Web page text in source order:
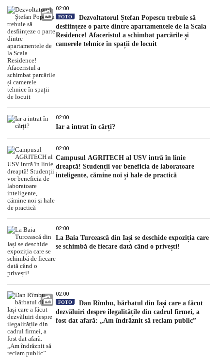
02:00
FOTO
Dezvoltatorul Ștefan Popescu trebuie să
desființeze o parte dintre apartamentele de la Scala
Residence! Afaceristul a schimbat parcările și
camerele tehnice în spații de locuit
02:00
Iar a intrat în cărți?
02:00
Campusul AGRITECH al USV intră în linie
dreaptă! Studenții vor beneficia de laboratoare
inteligente, cămine noi și hale de practică
02:00
La Baia Turcească din Iași se deschide expoziția care
se schimbă de fiecare dată când o privești!
02:00
FOTO
Dan Rîmbu, bărbatul din Iași care a făcut
dezvăluiri despre ilegalitățile din cadrul firmei, a
fost dat afară: „Am îndrăznit să reclam public”